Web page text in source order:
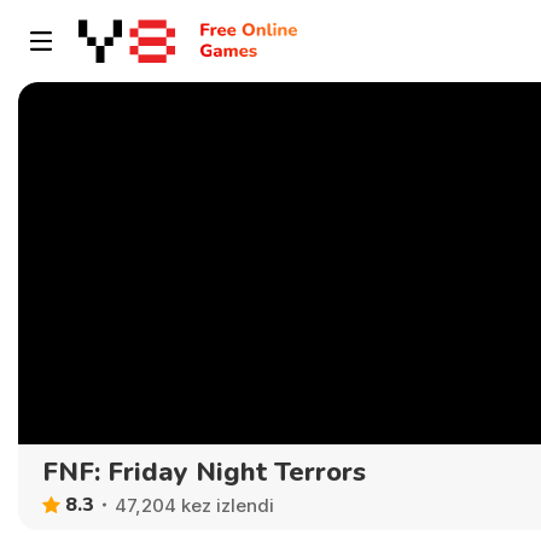
FNF: Friday Night Terrors
8.3 47,204 kez izlendi